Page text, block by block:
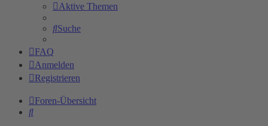
Aktive Themen
Suche
FAQ
Anmelden
Registrieren
Foren-Übersicht
Suche